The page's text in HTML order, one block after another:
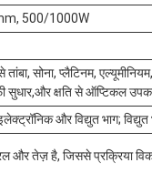
500/1000W
सोना, प्लैटिनम,
सुधार,और क्षति से ऑप्टिकल
और विद्युत भाग; विद्युत
और तेज़ है, जिससे प्रक्रिया